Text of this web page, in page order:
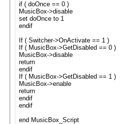
if ( doOnce == 0 )
MusicBox->disable
set doOnce to 1
endif
If ( Switcher->OnActivate == 1 )
If ( MusicBox->GetDisabled == 0 )
MusicBox->disable
return
endif
If ( MusicBox->GetDisabled == 1 )
MusicBox->enable
return
endif
endif
end MusicBox_Script